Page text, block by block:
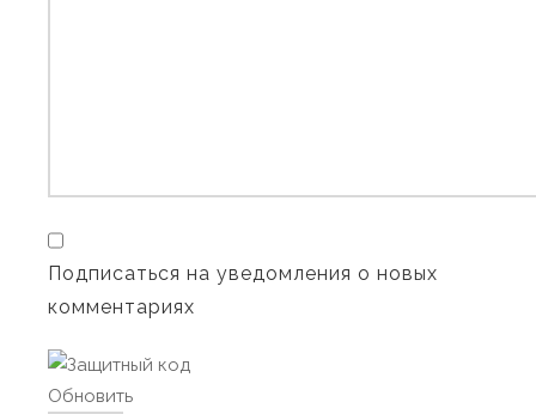
Подписаться на уведомления о новых
комментариях
Обновить